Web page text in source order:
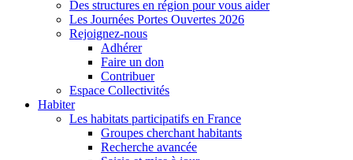
Des structures en région pour vous aider
Les Journées Portes Ouvertes 2026
Rejoignez-nous
Adhérer
Faire un don
Contribuer
Espace Collectivités
Habiter
Les habitats participatifs en France
Groupes cherchant habitants
Recherche avancée